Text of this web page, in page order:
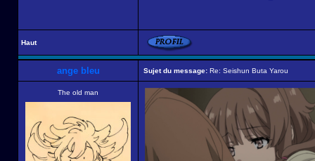
Haut
ange bleu Sujet du message: Re: Seishun Buta Yarou
The old man